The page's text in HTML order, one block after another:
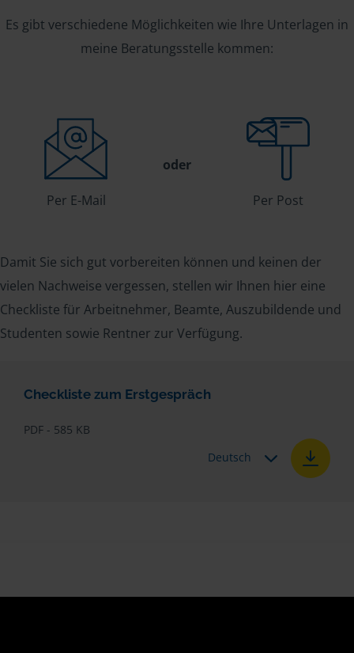
Es gibt verschiedene Möglichkeiten wie Ihre Unterlagen in
meine Beratungsstelle kommen:
Per E-Mail
oder
Per Post
Damit Sie sich gut vorbereiten können und keinen der
vielen Nachweise vergessen, stellen wir Ihnen hier eine
Checkliste für Arbeitnehmer, Beamte, Auszubildende und
Studenten sowie Rentner zur Verfügung.
Checkliste zum Erstgespräch
PDF - 585 KB
Deutsch